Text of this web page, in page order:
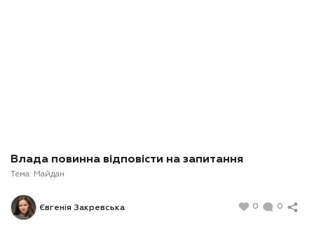
Влада повинна відповісти на запитання
Тема: Майдан
Євгенія Закревська 0 0